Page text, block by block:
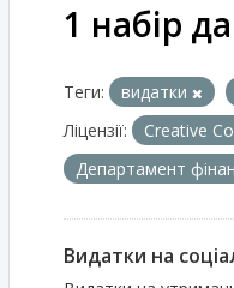
1 набір
Теги: видатки
Ліцензії:
Creative
Департамент
Видатки на